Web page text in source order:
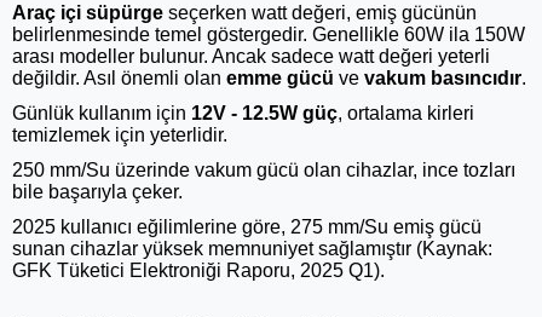
Araç içi süpürge seçerken watt değeri, emiş gücünün
belirlenmesinde temel göstergedir. Genellikle 60W ila 150W
arası modeller bulunur. Ancak sadece watt değeri yeterli
değildir. Asıl önemli olan emme gücü ve vakum basıncıdır.
Günlük kullanım için 12V - 12.5W güç, ortalama kirleri
temizlemek için yeterlidir.
250 mm/Su üzerinde vakum gücü olan cihazlar, ince tozları
bile başarıyla çeker.
2025 kullanıcı eğilimlerine göre, 275 mm/Su emiş gücü
sunan cihazlar yüksek memnuniyet sağlamıştır (Kaynak:
GFK Tüketici Elektroniği Raporu, 2025 Q1).